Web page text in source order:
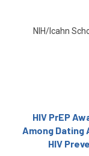
NIH/Icahn
HIV PrEP
Among Dating
HIV